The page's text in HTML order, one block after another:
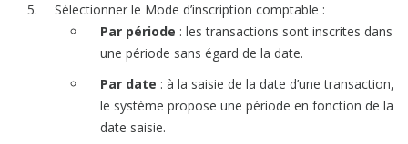
Sélectionner le Mode d’inscription comptable :
Par période : les transactions sont inscrites dans
une période sans égard de la date.
Par date : à la saisie de la date d’une transaction,
le système propose une période en fonction de la
date saisie.